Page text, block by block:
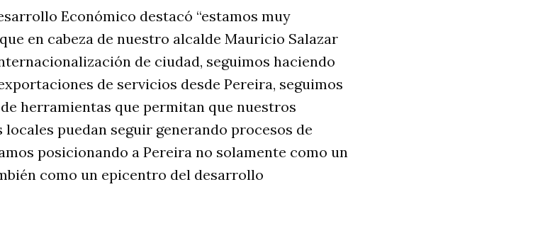
Económico destacó “estamos muy
en cabeza de nuestro alcalde Mauricio Salazar
de ciudad, seguimos haciendo
de servicios desde Pereira, seguimos
herramientas que permitan que nuestros
puedan seguir generando procesos de
posicionando a Pereira no solamente como un
como un epicentro del desarrollo